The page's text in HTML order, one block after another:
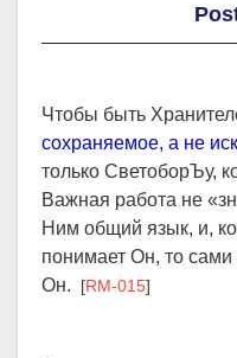
Чтобы быть
сохраняемое, а не
только СветоборЪу,
Важная работа не
Ним общий язык, и,
понимает Он, то сами
Он. [RM-015]